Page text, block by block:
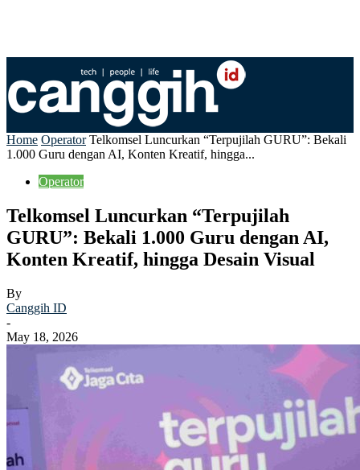
Home Operator Telkomsel Luncurkan “Terpujilah GURU”: Bekali
1.000 Guru dengan AI, Konten Kreatif, hingga...
Operator
Telkomsel Luncurkan “Terpujilah
GURU”: Bekali 1.000 Guru dengan AI,
Konten Kreatif, hingga Desain Visual
By
Canggih ID
-
May 18, 2026